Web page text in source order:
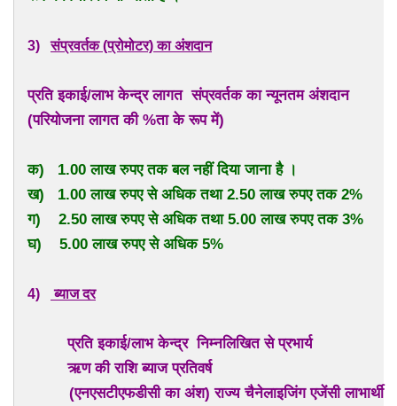
3)संप्रवर्तक (प्रोमोटर) का अंशदान
प्रति इकाई/लाभ केन्द्र लागत संप्रवर्तक का न्यूनतम अंशदान
(परियोजना लागत की %ता के रूप में)
क) 1.00 लाख रुपए तक बल नहीं दिया जाना है ।
ख) 1.00 लाख रुपए से अधिक तथा 2.50 लाख रुपए तक 2%
ग) 2.50 लाख रुपए से अधिक तथा 5.00 लाख रुपए तक 3%
घ) 5.00 लाख रुपए से अधिक 5%
4) ब्याज दर
प्रति इकाई/लाभ केन्द्र निम्नलिखित से प्रभार्य
ऋण की राशि ब्याज प्रतिवर्ष
(एनएसटीएफडीसी का अंश) राज्य चैनेलाइजिंग एजेंसी लाभार्थी